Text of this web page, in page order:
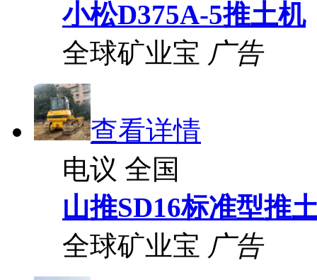
小松D375A-5推土机
全球矿业宝 广告
查看详情
电议 全国
山推SD16标准型推
全球矿业宝 广告